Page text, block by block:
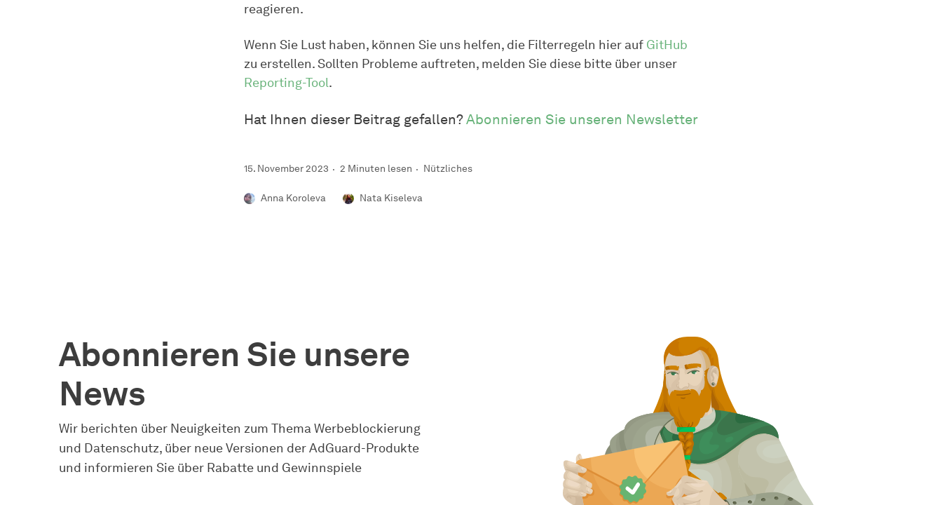
reagieren.
Wenn Sie Lust haben, können Sie uns helfen, die Filterregeln hier auf GitHub
zu erstellen. Sollten Probleme auftreten, melden Sie diese bitte über unser
Reporting-Tool.
Hat Ihnen dieser Beitrag gefallen?Abonnieren Sie unseren Newsletter
15. November 2023 2 Minuten lesen Nützliches
Anna Koroleva Nata Kiseleva
Abonnieren Sie unsere
News
Wir berichten über Neuigkeiten zum Thema Werbeblockierung
und Datenschutz, über neue Versionen der AdGuard-Produkte
und informieren Sie über Rabatte und Gewinnspiele